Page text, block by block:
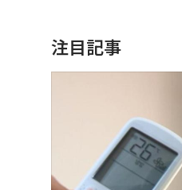
注目記事